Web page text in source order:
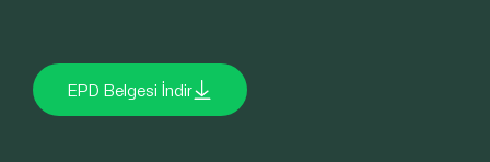
EPD Belgesi İndir